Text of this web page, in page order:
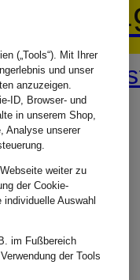
(„Tools“). Mit Ihrer
und unser
anzuzeigen.
ID, Browser- und
in unserem Shop,
Analyse unserer
weiter zu
der Cookie-
Auswahl
im Fußbereich
der Tools